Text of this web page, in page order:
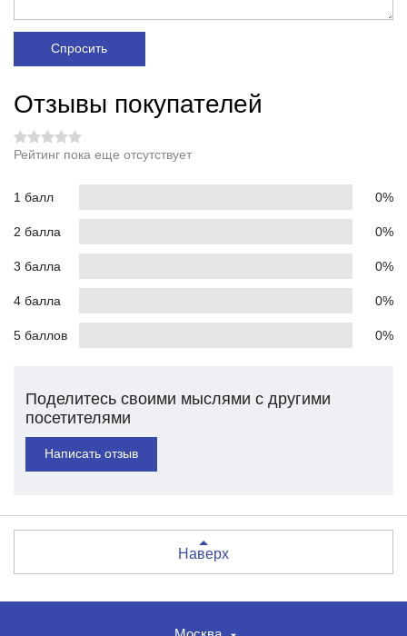
Спросить
Отзывы покупателей
Рейтинг пока еще отсутствует
1 балл 0%
2 балла 0%
3 балла 0%
4 балла 0%
5 баллов 0%
Поделитесь своими мыслями с другими
посетителями
Написать отзыв
Наверх